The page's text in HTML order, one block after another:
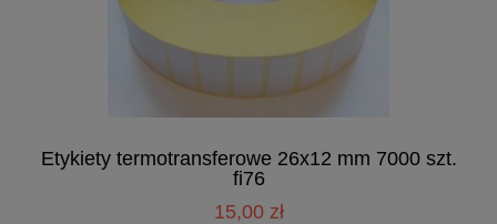
Etykiety termotransferowe 26x12 mm 7000 szt.
fi76
15,00 zł